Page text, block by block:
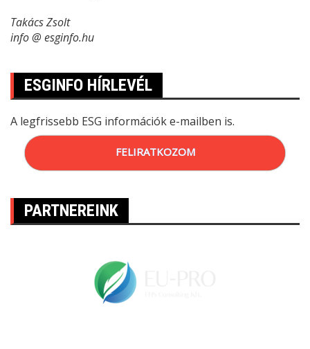
Takács Zsolt
info @ esginfo.hu
ESGINFO HÍRLEVÉL
A legfrissebb ESG információk e-mailben is.
FELIRATKOZOM
PARTNEREINK